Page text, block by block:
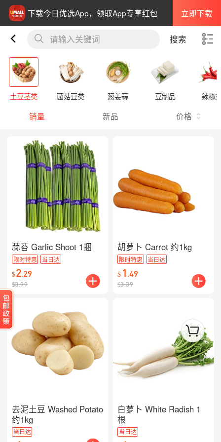
下载今日优选App，领取App专享红包 立即下载
请输入关键词 搜索
土豆茎类 菌菇豆类 葱姜蒜 豆制品 辣椒
销量 新品 价格
蒜苔 Garlic Shoot 1捆
限时特惠
当日达
$2.29
$3.99
去泥土豆 Washed Potato
约1kg
当日达
胡萝卜 Carrot 约1kg
限时特惠
当日达
$ 1.49
$3.39
白萝卜 White Radish 1
根
当日达